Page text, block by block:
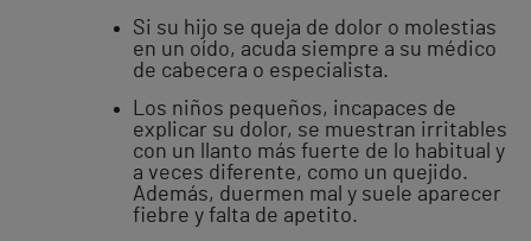
Si su hijo se queja de dolor o molestias
en un oído, acuda siempre a su médico
de cabecera o especialista.
Los niños pequeños, incapaces de
explicar su dolor, se muestran irritables
con un llanto más fuerte de lo habitual y
a veces diferente, como un quejido.
Además, duermen mal y suele aparecer
fiebre y falta de apetito.